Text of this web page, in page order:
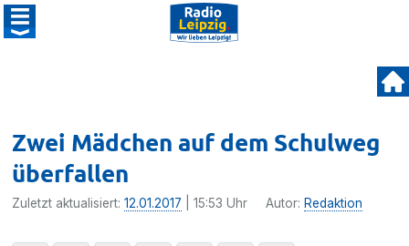
Zwei Mädchen auf dem Schulweg
überfallen
Zuletzt aktualisiert:12.01.2017 | 15:53 Uhr Autor: Redaktion